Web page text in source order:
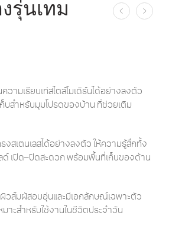
รุ่นเทม
ามเรียบเท่สไตล์โมเดิร์นได้อย่างลงตัว
บสำหรับมุมโปรดของบ้าน ที่ช่วยเติม
งสเตนเลสได้อย่างลงตัว ให้ความรู้สึกทั้ง
ด์ เปิด–ปิดสะดวก พร้อมพื้นที่เก็บของด้าน
วสัมผัสอบอุ่นและมีเอกลักษณ์เฉพาะตัว
าะสำหรับใช้งานในชีวิตประจำวัน